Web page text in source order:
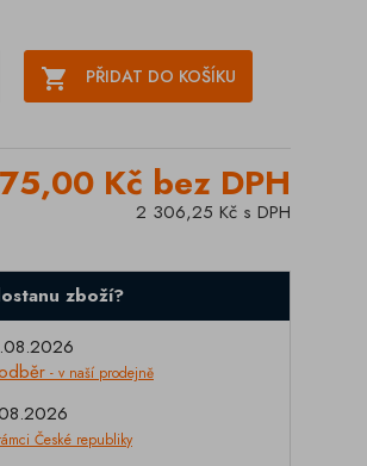
 PŘIDAT DO KOŠÍKU
Kč bez DPH
2 306,25 Kč s DPH
zboží?
- v naší prodejně
České republiky